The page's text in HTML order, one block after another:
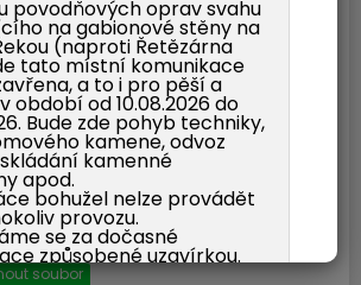
ZO č.2-2022
Adobe Acrobat | Velikost souboru: 127 Kb
soubor
3-2022 včetně hlasování
Adobe Acrobat | Velikost souboru: 114 Kb
soubor
ZO č.3-2022
Adobe Acrobat | Velikost souboru: 111 Kb
soubor
povodňových oprav svahu
na gabionové stěny na
(naproti Řetězárna
tato místní komunikace
a to i pro pěší a
období od 10.08.2026 do
Bude zde pohyb techniky,
kamene, odvoz
kamenné
apod.
bohužel nelze provádět
provozu.
se za dočasné
způsobené uzavírkou.